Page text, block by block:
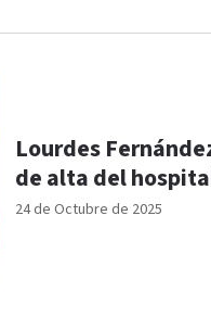
24 de Octubre de 2025
Lourdes
de alta del